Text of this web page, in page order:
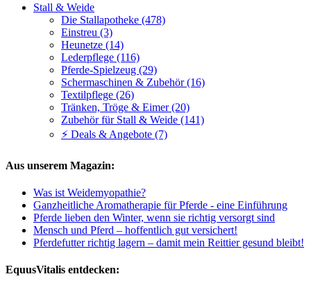
Stall & Weide
Die Stallapotheke (478)
Einstreu (3)
Heunetze (14)
Lederpflege (116)
Pferde-Spielzeug (29)
Schermaschinen & Zubehör (16)
Textilpflege (26)
Tränken, Tröge & Eimer (20)
Zubehör für Stall & Weide (141)
⚡ Deals & Angebote (7)
Aus unserem Magazin:
Was ist Weidemyopathie?
Ganzheitliche Aromatherapie für Pferde - eine Einführung
Pferde lieben den Winter, wenn sie richtig versorgt sind
Mensch und Pferd – hoffentlich gut versichert!
Pferdefutter richtig lagern – damit mein Reittier gesund bleibt!
EquusVitalis entdecken: